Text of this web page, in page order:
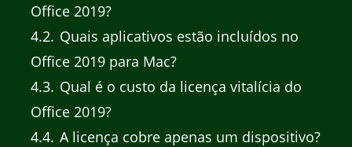
Office 2019?
4.2 Quais aplicativos estão incluídos no
Office 2019 para Mac?
4.3 Qual é o custo da licença vitalícia do
Office 2019?
4.4 A licença cobre apenas um dispositivo?